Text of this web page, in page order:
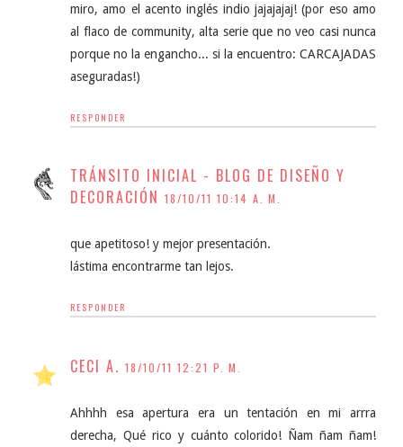
miro, amo el acento inglés indio jajajajaj! (por eso amo
al flaco de community, alta serie que no veo casi nunca
porque no la engancho... si la encuentro: CARCAJADAS
aseguradas!)
RESPONDER
TRÁNSITO INICIAL - BLOG DE DISEÑO Y
DECORACIÓN 18/10/11 10:14 A. M.
que apetitoso! y mejor presentación.
lástima encontrarme tan lejos.
RESPONDER
CECI A. 18/10/11 12:21 P. M.
Ahhhh esa apertura era un tentación en mi arrra
derecha, Qué rico y cuánto colorido! Ñam ñam ñam!